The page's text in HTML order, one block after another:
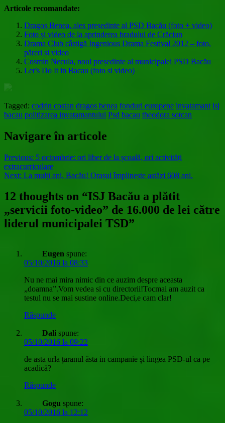
Articole recomandate:
Dragoș Benea, ales președinte al PSD Bacău (foto + video)
Foto și video de la aprinderea bradului de Crăciun
Drama Club câștigă Ingenious Drama Festival 2012 – foto,
păreri și video
Cosmin Necula, noul președinte al municipalei PSD Bacău
Let’s Do It in Bacau (foto si video)
Tagged: codrin costan dragos benea fonduri europene invatamant isj
bacau politizarea invatamantului Psd bacau theodora sotcan
Navigare în articole
Previous: 5 octombrie: ori liber de la școală, ori activități
extracurriculare
Next: La mulți ani, Bacău! Orașul împlinește astăzi 608 ani.
12 thoughts on “ISJ Bacău a plătit
„servicii foto-video” de 16.000 de lei către
liderul municipalei TSD”
Eugen spune:
05/10/2016 la 08:33
Nu ne mai mira nimic din ce auzim despre aceasta
„doamna”.Vom vedea si cu directorii!Tocmai am auzit ca
testul nu se mai sustine online.Deci,e cam clar!
Răspunde
Dali spune:
05/10/2016 la 09:22
de asta urla țaranul ăsta in campanie și lingea PSD-ul ca pe
acadică?
Răspunde
Gogu spune:
05/10/2016 la 12:12